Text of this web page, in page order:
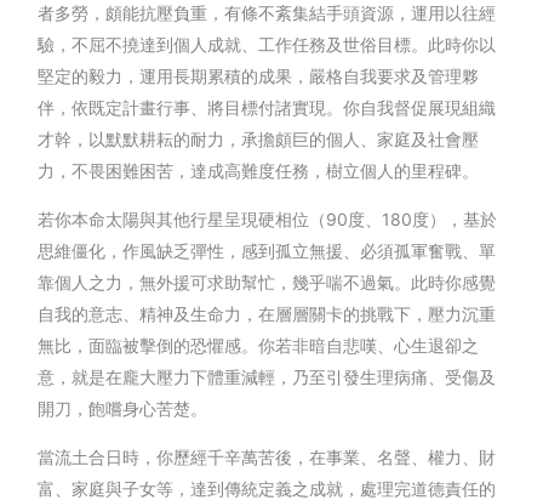
者多勞，頗能抗壓負重，有條不紊集結手頭資源，運用以往經
驗，不屈不撓達到個人成就、工作任務及世俗目標。此時你以
堅定的毅力，運用長期累積的成果，嚴格自我要求及管理夥
伴，依既定計畫行事、將目標付諸實現。你自我督促展現組織
才幹，以默默耕耘的耐力，承擔頗巨的個人、家庭及社會壓
力，不畏困難困苦，達成高難度任務，樹立個人的里程碑。
若你本命太陽與其他行星呈現硬相位（90度、180度），基於
思維僵化，作風缺乏彈性，感到孤立無援、必須孤軍奮戰、單
靠個人之力，無外援可求助幫忙，幾乎喘不過氣。此時你感覺
自我的意志、精神及生命力，在層層關卡的挑戰下，壓力沉重
無比，面臨被擊倒的恐懼感。你若非暗自悲嘆、心生退卻之
意，就是在龐大壓力下體重減輕，乃至引發生理病痛、受傷及
開刀，飽嚐身心苦楚。
當流土合日時，你歷經千辛萬苦後，在事業、名聲、權力、財
富、家庭與子女等，達到傳統定義之成就，處理完道德責任的